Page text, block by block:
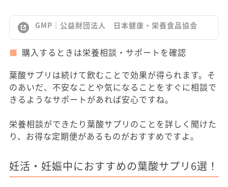
GMP｜公益財団法人 日本健康・栄養食品協会
購入するときは栄養相談・サポートを確認
葉酸サプリは続けて飲むことで効果が得られます。そ
のあいだ、不安なことや気になることをすぐに相談で
きるようなサポートがあれば安心ですね。
栄養相談ができたり葉酸サプリのことを詳しく聞けた
り、お得な定期便があるものがおすすめですよ。
妊活・妊娠中におすすめの葉酸サプリ6選！